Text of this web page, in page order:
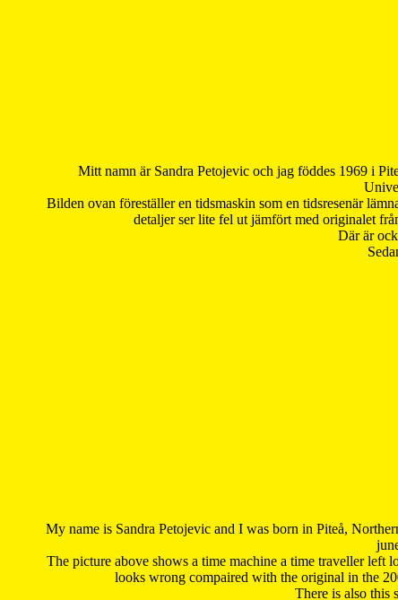
Mitt namn är Sandra Petojevic och jag föddes 1969 i
Bilden ovan föreställer en tidsmaskin som en tidsresenär
detaljer ser lite fel ut jämfört med originalet
Där är
My name is Sandra Petojevic and I was born in Piteå,
The picture above shows a time machine a time traveller left
looks wrong compaired with the original in the
There is also this